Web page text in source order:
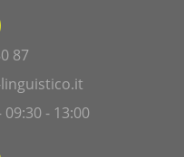
87
- 13:00